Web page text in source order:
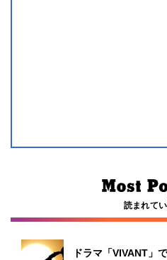
読まれて
ドラマ「VIVANT」